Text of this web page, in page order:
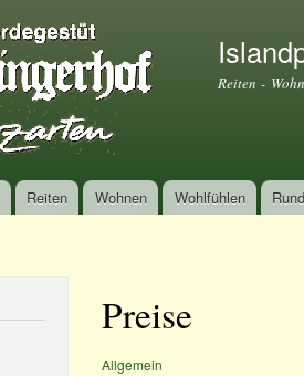
Reiten -
Reiten Wohnen Wohlfühlen
Preise
Allgemein